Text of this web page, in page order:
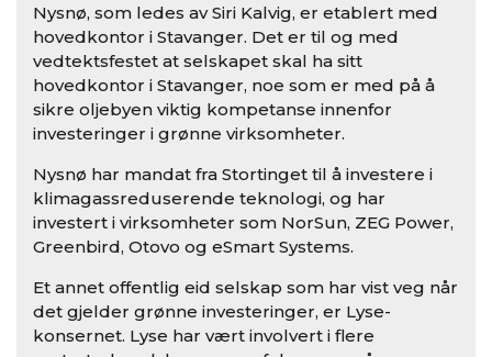
Nysnø, som ledes av Siri Kalvig, er etablert med
hovedkontor i Stavanger. Det er til og med
vedtektsfestet at selskapet skal ha sitt
hovedkontor i Stavanger, noe som er med på å
sikre oljebyen viktig kompetanse innenfor
investeringer i grønne virksomheter.
Nysnø har mandat fra Stortinget til å investere i
klimagassreduserende teknologi, og har
investert i virksomheter som NorSun, ZEG Power,
Greenbird, Otovo og eSmart Systems.
Et annet offentlig eid selskap som har vist veg når
det gjelder grønne investeringer, er Lyse-
konsernet. Lyse har vært involvert i flere